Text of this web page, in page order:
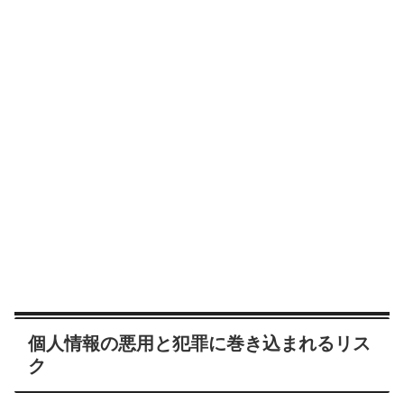
個人情報の悪用と犯罪に巻き込まれるリス
ク